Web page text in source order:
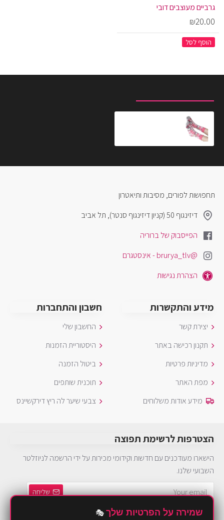
גרביים מעוצבים דובי
₪20.00
הוסף לסל
תחפושות לפורים, מסיבות ותיאטרון
דיזינגוף 50 (קניון דיזינגוף סנטר), תל אביב
הפייסבוק של ברוריה
@brurya_tlv - אינסטגרם
הצהרת נגישות
מידע והתקשרות
יצירת קשר
תקנון רכישה באתר
מדיניות פרטיות
מפת האתר
מידע אודות משלוחים
חשבון והתחברות
החשבון שלי
היסטוריית הזמנות
ביטול הזמנה
תוכנית שותפים
צבעי שיער לה ריץ דירקשיינס
הצטרפות לרשימת תפוצה
הישארו מעודכנים עם חדשות וקידומי מכירות על ידי הרשמה לניוזלטר
השבועי שלנו.
שליחה
הינך חייב להסכים למדיניות פרטיות
שמירה על הפרטיות שלך 🎭